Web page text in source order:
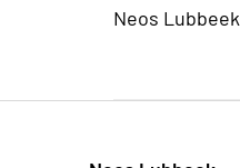
Neos